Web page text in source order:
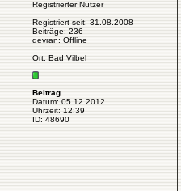
Registrierter Nutzer
Registriert seit: 31.08.2008
Beiträge: 236
devran: Offline
Ort: Bad Vilbel
Beitrag
Datum: 05.12.2012
Uhrzeit: 12:39
ID: 48690